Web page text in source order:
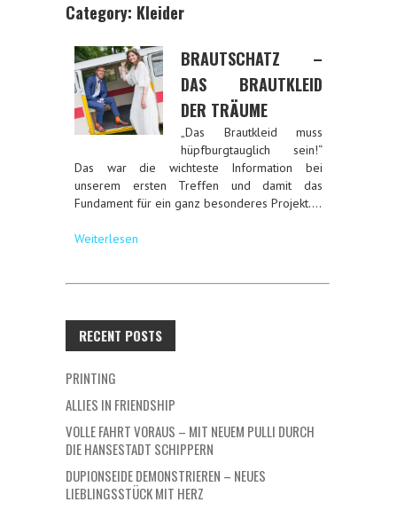
Category: Kleider
BRAUTSCHATZ –
DAS BRAUTKLEID
DER TRÄUME
„Das Brautkleid muss
hüpfburgtauglich sein!“
Das war die wichteste Information bei
unserem ersten Treffen und damit das
Fundament für ein ganz besonderes Projekt….
Weiterlesen
RECENT POSTS
PRINTING
ALLIES IN FRIENDSHIP
VOLLE FAHRT VORAUS – MIT NEUEM PULLI DURCH
DIE HANSESTADT SCHIPPERN
DUPIONSEIDE DEMONSTRIEREN – NEUES
LIEBLINGSSTÜCK MIT HERZ